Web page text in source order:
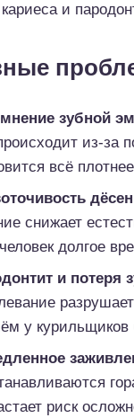
и
зубной
из-за
всё
снижает
долгое
и потеря
у курильщиков
риск